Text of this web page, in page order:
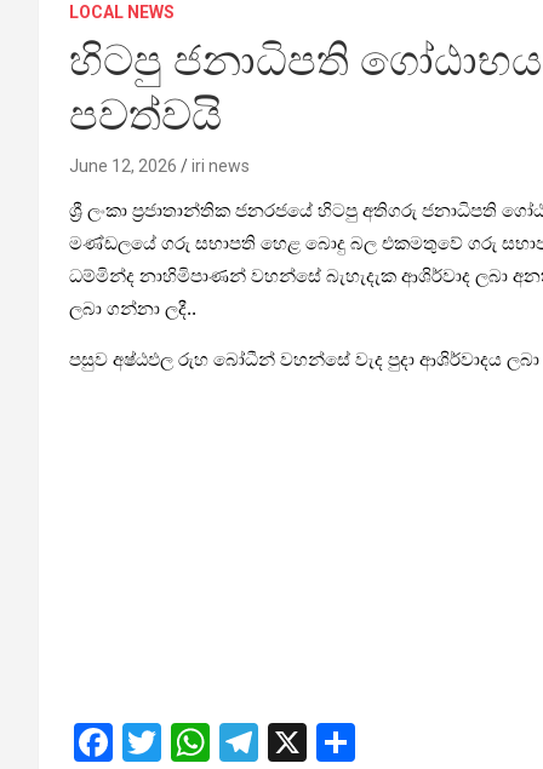
LOCAL NEWS
හිටපු ජනාධිපති
පවත්වයි
June 12, 2026 iri news
ශ්‍රී ලංකා ප්‍රජාතාන්තික ජනරජයේ හිටපු අතිගරු ජනාධිපති
මණ්ඩලයේ ගරු සභාපති හෙළ බොදු බල එකමතුවේ ගරු
ධම්මින්ද නාහිමිපාණන් වහන්සේ බැහැදැක ආශිර්වාද ලබා
ලබා ගන්නා ලදී..
පසුව අෂ්ඨඵල රුහ බෝධීන් වහන්සේ වැද පුදා ආශිර්වාදය ලබා
F
T
W T
X